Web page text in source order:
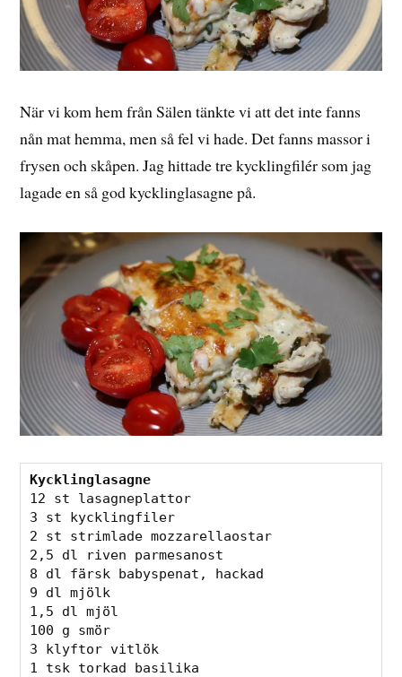
När vi kom hem från Sälen tänkte vi att det inte fanns
nån mat hemma, men så fel vi hade. Det fanns massor i
frysen och skåpen. Jag hittade tre kycklingfilér som jag
lagade en så god kycklinglasagne på.
Kycklinglasagne
12 st lasagneplattor
3 st kycklingfiler
2 st strimlade mozzarellaostar
2,5 dl riven parmesanost
8 dl färsk babyspenat, hackad
9 dl mjölk
1,5 dl mjöl
100 g smör
3 klyftor vitlök
1 tsk torkad basilika